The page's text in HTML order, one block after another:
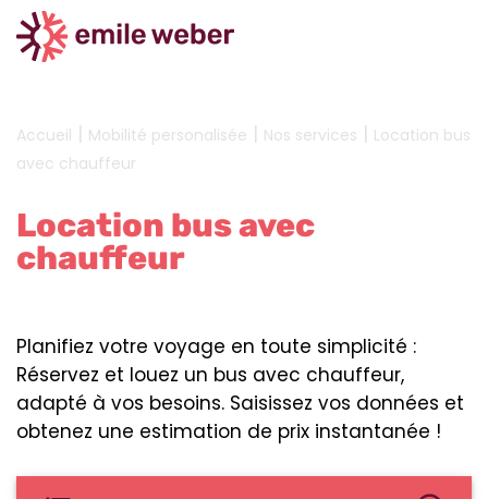
Accueil | Mobilité personalisée | Nos services | Location bus
avec chauffeur
Location bus avec
chauffeur
Planifiez votre voyage en toute simplicité :
Réservez et louez un bus avec chauffeur,
adapté à vos besoins. Saisissez vos données et
obtenez une estimation de prix instantanée !